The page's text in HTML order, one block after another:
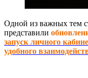
Одной из важных тем
представили
запуск личного
удобного